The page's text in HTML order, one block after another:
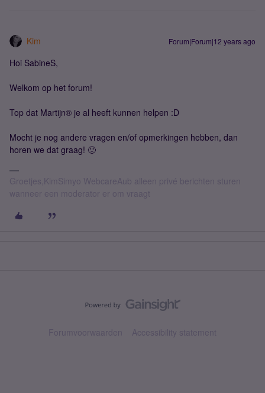
Kim Forum|Forum|12 years ago
Hoi SabineS,
Welkom op het forum!
Top dat Martijn® je al heeft kunnen helpen :D
Mocht je nog andere vragen en/of opmerkingen hebben, dan
horen we dat graag! 🙂
Groetjes,KimSimyo WebcareAub alleen privé berichten sturen
wanneer een moderator er om vraagt
Forumvoorwaarden Accessibility statement